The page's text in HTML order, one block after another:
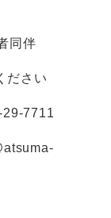
同伴
い
7711